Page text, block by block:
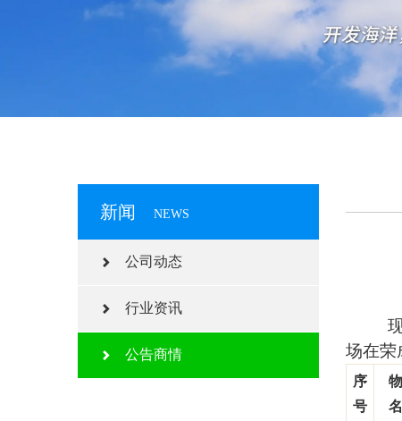
新闻 NEWS
公司动态
行业资讯
公告商情
场在荣
序
号